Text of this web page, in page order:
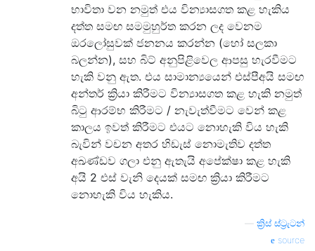
භාවිතා වන නමුත් එය වින්‍යාසගත කළ හැකිය
දත්ත සමඟ සමමුහුර්ත කරන ලද වෙනම
ඔරලෝසුවක් ජනනය කරන්න (හෝ සලකා
බලන්න), සහ බිට් අනුපිළිවෙල ආපසු හැරවීමට
හැකි වනු ඇත. එය සාමාන්‍යයෙන් එස්පීඅයි සමඟ
අන්තර් ක්‍රියා කිරීමට වින්‍යාසගත කළ හැකි නමුත්
බිටු ආරම්භ කිරීමට / නැවැත්වීමට වෙන් කළ
කාලය ඉවත් කිරීමට එයට නොහැකි විය හැකි
බැවින් වචන අතර හිඩැස් නොමැතිව දත්ත
අඛණ්ඩව ගලා එනු ඇතැයි අපේක්ෂා කළ හැකි
අයි 2 එස් වැනි දෙයක් සමඟ ක්‍රියා කිරීමට
නොහැකි විය හැකිය.
ක්‍රිස් ස්ට්‍රැටන්
source